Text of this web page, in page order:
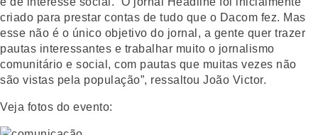
criado para prestar contas de tudo que o Dacom fez. Mas
esse não é o único objetivo do jornal, a gente quer trazer
pautas interessantes e trabalhar muito o jornalismo
comunitário e social, com pautas que muitas vezes não
são vistas pela população”, ressaltou João Victor.
Veja fotos do evento: